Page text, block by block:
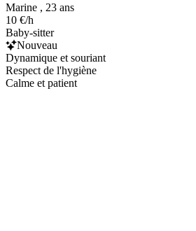
Marine , 23 ans
10 €/h
Baby-sitter
Nouveau
Dynamique et souriant
Respect de l'hygiène
Calme et patient